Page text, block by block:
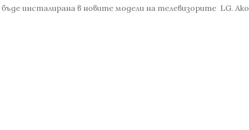
инсталирана в новите модели на телевизорите LG. Ако